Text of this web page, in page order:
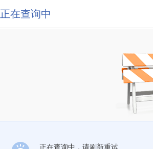
正在查询中
正在查询中，请刷新重试